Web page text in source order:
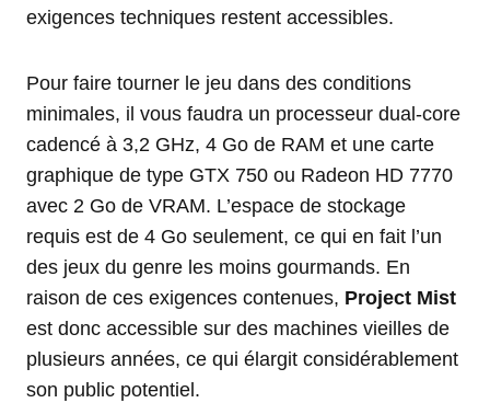
exigences techniques restent accessibles.
Pour faire tourner le jeu dans des conditions
minimales, il vous faudra un processeur dual-core
cadencé à 3,2 GHz, 4 Go de RAM et une carte
graphique de type GTX 750 ou Radeon HD 7770
avec 2 Go de VRAM. L’espace de stockage
requis est de 4 Go seulement, ce qui en fait l’un
des jeux du genre les moins gourmands. En
raison de ces exigences contenues, Project Mist
est donc accessible sur des machines vieilles de
plusieurs années, ce qui élargit considérablement
son public potentiel.